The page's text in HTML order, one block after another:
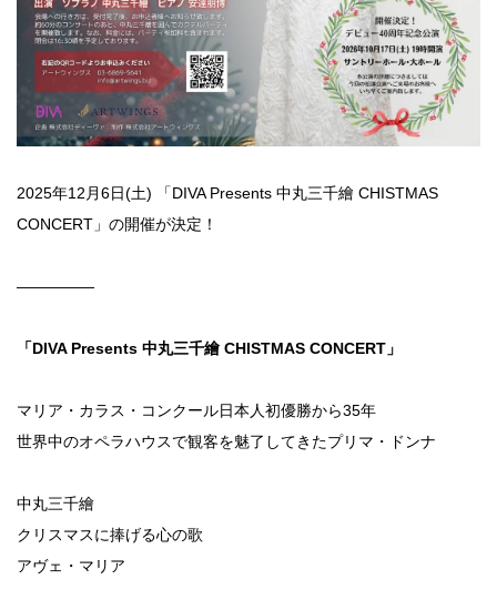
2025年12月6日(土) 「DIVA Presents 中丸三千繪 CHISTMAS
CONCERT​」の開催が決定！
—————
「DIVA Presents 中丸三千繪 CHISTMAS CONCERT​」
マリア・カラス・コンクール日本人初優勝から35年
世界中のオペラハウスで観客を魅了してきたプリマ・ドンナ
中丸三千繪
クリスマスに捧げる心の歌
アヴェ・マリア